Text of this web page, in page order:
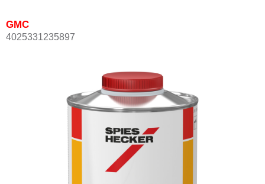
GMC
4025331235897